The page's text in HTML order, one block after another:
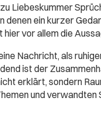
Liebeskummer
denen ein kurzer
vor allem die
Nachricht, als
ist der
erklärt, sondern
und verwandten